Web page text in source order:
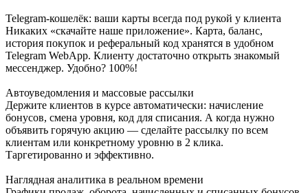
Telegram-кошелёк: ваши карты всегда под рукой у клиента
Никаких «скачайте наше приложение». Карта, баланс,
история покупок и реферальный код хранятся в удобном
Telegram WebApp. Клиенту достаточно открыть знакомый
мессенджер. Удобно? 100%!
Автоуведомления и массовые рассылки
Держите клиентов в курсе автоматически: начисление
бонусов, смена уровня, код для списания. А когда нужно
объявить горячую акцию — сделайте рассылку по всем
клиентам или конкретному уровню в 2 клика.
Таргетированно и эффективно.
Наглядная аналитика в реальном времени